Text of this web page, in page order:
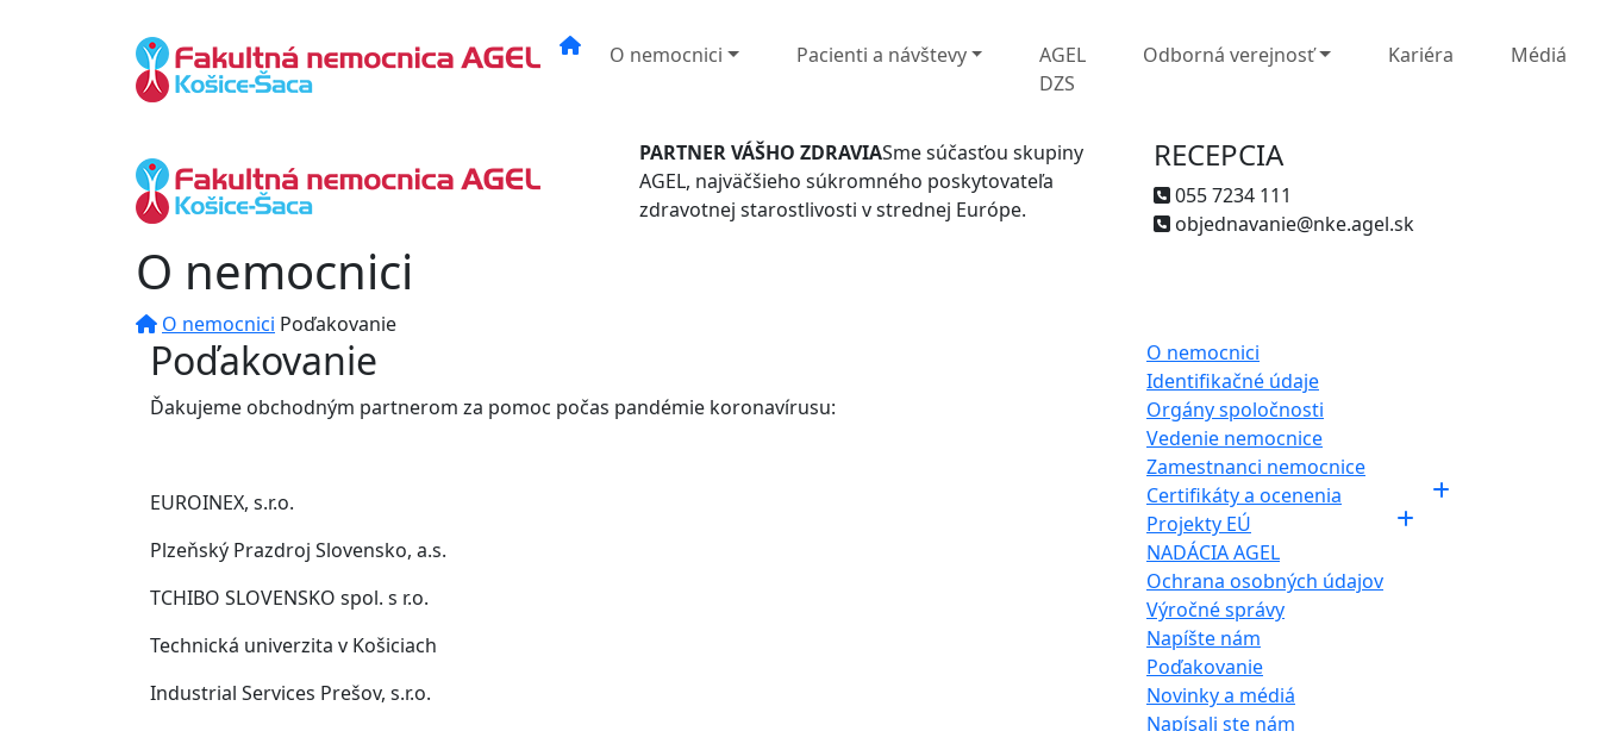
O nemocnici Pacienti a návštevy
AGEL
DZS
Odborná verejnosť Kariéra Médiá
PARTNER VÁŠHO ZDRAVIASme súčasťou skupiny
AGEL, najväčšieho súkromného poskytovateľa
zdravotnej starostlivosti v strednej Európe.
RECEPCIA
055 7234 111
objednavanie@nke.agel.sk
O nemocnici
O nemocnici Poďakovanie
Poďakovanie
Ďakujeme obchodným partnerom za pomoc počas pandémie koronavírusu:
EUROINEX, s.r.o.
Plzeňský Prazdroj Slovensko, a.s.
TCHIBO SLOVENSKO spol. s r.o.
Technická univerzita v Košiciach
Industrial Services Prešov, s.r.o.
O nemocnici
Identifikačné údaje
Orgány spoločnosti
Vedenie nemocnice
Zamestnanci nemocnice
Certifikáty a ocenenia
Projekty EÚ
NADÁCIA AGEL
Ochrana osobných údajov
Výročné správy
Napíšte nám
Poďakovanie
Novinky a médiá
Napísali ste nám